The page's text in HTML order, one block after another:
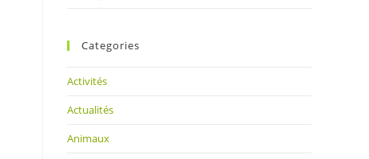
Categories
Activités
Actualités
Animaux